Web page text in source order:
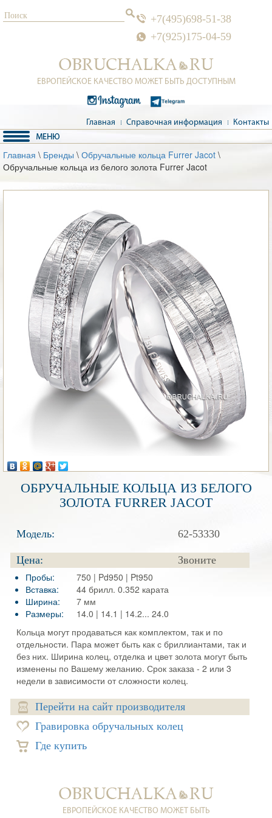
+7(495)698-51-38
+7(925)175-04-59
ЕВРОПЕЙСКОЕ КАЧЕСТВО МОЖЕТ БЫТЬ ДОСТУПНЫМ
Главная Справочная информация Контакты
Главная \ Бренды \ Обручальные кольца Furrer Jacot \
Обручальные кольца из белого золота Furrer Jacot
ОБРУЧАЛЬНЫЕ КОЛЬЦА ИЗ БЕЛОГО
ЗОЛОТА FURRER JACOT
Модель: 62-53330
Цена:
Звоните
Пробы:
750 | Pd950 | Pt950
Вставка:
44 брилл. 0.352 карата
Ширина:
7 мм
Размеры:
14.0 | 14.1 | 14.2... 24.0
Кольца могут продаваться как комплектом, так и по
отдельности. Пара может быть как с бриллиантами, так и
без них. Ширина колец, отделка и цвет золота могут быть
изменены по Вашему желанию. Срок заказа - 2 или 3
недели в зависимости от сложности колец.
Перейти на сайт производителя
Гравировка обручальных колец
Где купить
ЕВРОПЕЙСКОЕ КАЧЕСТВО МОЖЕТ БЫТЬ